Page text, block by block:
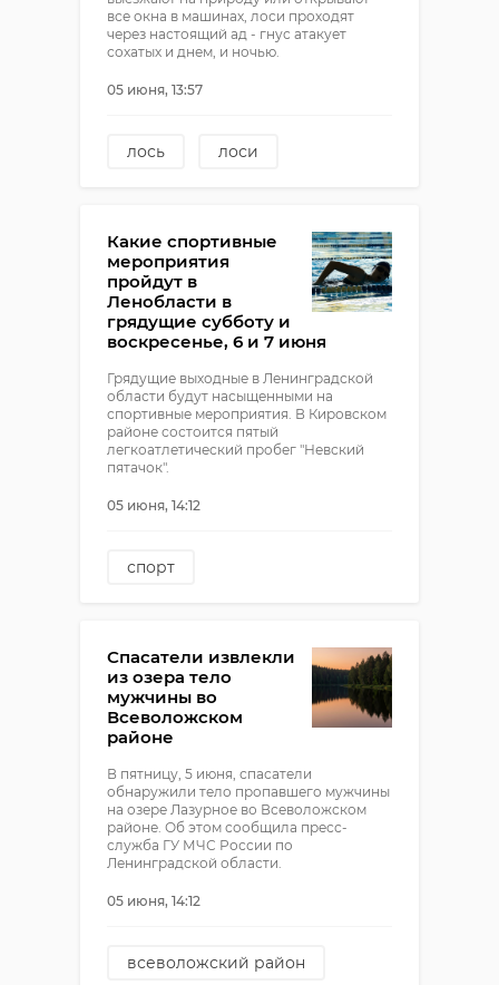
все окна в машинах, лоси проходят
через настоящий ад - гнус атакует
сохатых и днем, и ночью.
05 июня, 13:57
лось лоси
Какие спортивные
мероприятия
пройдут в
Ленобласти в
грядущие субботу и
воскресенье, 6 и 7 июня
Грядущие выходные в Ленинградской
области будут насыщенными на
спортивные мероприятия. В Кировском
районе состоится пятый
легкоатлетический пробег "Невский
пятачок".
05 июня, 14:12
спорт
Спасатели извлекли
из озера тело
мужчины во
Всеволожском
районе
В пятницу, 5 июня, спасатели
обнаружили тело пропавшего мужчины
на озере Лазурное во Всеволожском
районе. Об этом сообщила пресс-
служба ГУ МЧС России по
Ленинградской области.
05 июня, 14:12
всеволожский район